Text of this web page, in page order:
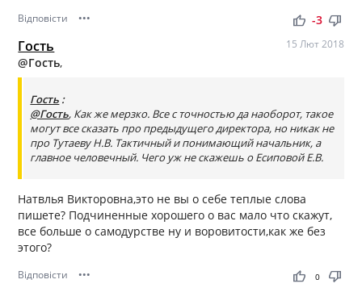
Відповісти ••• thumb_up thumb_down
-3
Гость 15 Лют 2018
@Гость,
Гость :
@Гость, Как же мерзко. Все с точностью да наоборот, такое
могут все сказать про предыдущего директора, но никак не
про Тутаеву Н.В. Тактичный и понимающий начальник, а
главное человечный. Чего уж не скажешь о Есиповой Е.В.
Натвлья Викторовна,это не вы о себе теплые слова
пишете? Подчиненные хорошего о вас мало что скажут,
все больше о самодурстве ну и воровитости,как же без
этого?
Відповісти ••• thumb_up thumb_down
0